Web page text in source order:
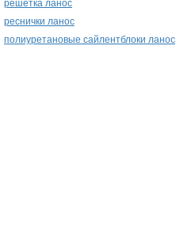
решетка ланос
реснички ланос
полиуретановые сайлентблоки ланос